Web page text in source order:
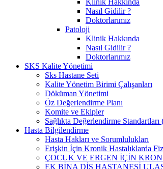
Nasıl Gidilir ?
Doktorlarımız
Patoloji
Klinik Hakkında
Nasıl Gidilir ?
Doktorlarımız
SKS Kalite Yönetimi
Sks Hastane Seti
Kalite Yönetim Birimi Çalışanları
Döküman Yönetimi
Öz Değerlendirme Planı
Komite ve Ekipler
Sağlıkta Değerlendirme Standartları
Hasta Bilgilendirme
Hasta Hakları ve Sorumlulukları
Erişkin İçin Kronik Hastalıklarda
ÇOCUK VE ERGEN İÇİN
EK BİNA DİŞ HASTANESİ